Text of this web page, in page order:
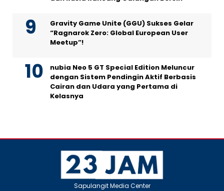
Gravity Game Unite (GGU) Sukses Gelar
“Ragnarok Zero: Global European User
Meetup”!
nubia Neo 5 GT Special Edition Meluncur
dengan Sistem Pendingin Aktif Berbasis
Cairan dan Udara yang Pertama di
Kelasnya
Sapulangit Media Center